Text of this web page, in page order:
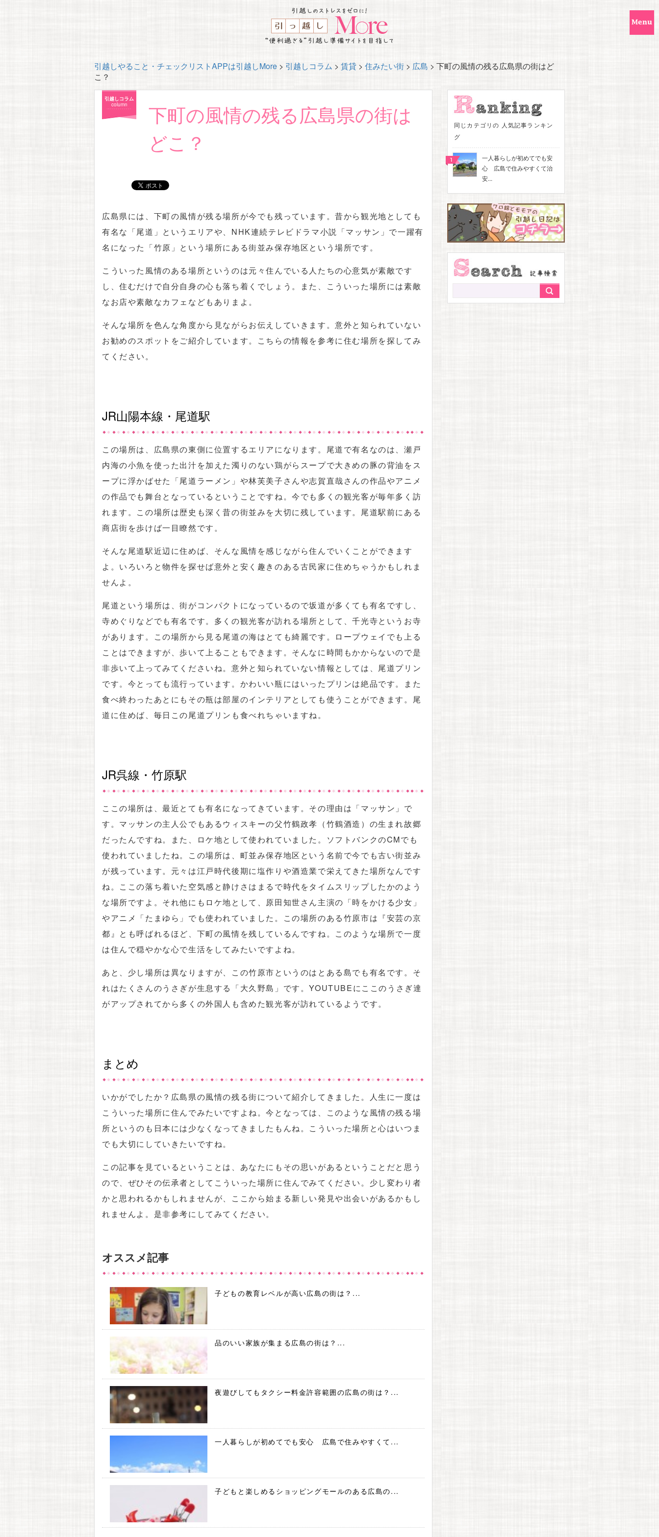
引越しやること・チェックリストAPPは引越しMore > 引越しコラム > 賃貸 > 住みたい街 > 広島 > 下町の風情の残る広島県の街はど
こ？
引越しコラム
column
下町の風情の残る広島県の街は
どこ？
広島県には、下町の風情が残る場所が今でも残っています。昔から観光地としても
有名な「尾道」というエリアや、NHK連続テレビドラマ小説「マッサン」で一躍有
名になった「竹原」という場所にある街並み保存地区という場所です。
こういった風情のある場所というのは元々住んでいる人たちの心意気が素敵です
し、住むだけで自分自身の心も落ち着くでしょう。また、こういった場所には素敵
なお店や素敵なカフェなどもありまよ。
そんな場所を色んな角度から見ながらお伝えしていきます。意外と知られていない
お勧めのスポットをご紹介しています。こちらの情報を参考に住む場所を探してみ
てください。
JR山陽本線・尾道駅
この場所は、広島県の東側に位置するエリアになります。尾道で有名なのは、瀬戸
内海の小魚を使った出汁を加えた濁りのない鶏がらスープで大きめの豚の背油をス
ープに浮かばせた「尾道ラーメン」や林芙美子さんや志賀直哉さんの作品やアニメ
の作品でも舞台となっているということですね。今でも多くの観光客が毎年多く訪
れます。この場所は歴史も深く昔の街並みを大切に残しています。尾道駅前にある
商店街を歩けば一目瞭然です。
そんな尾道駅近辺に住めば、そんな風情を感じながら住んでいくことができます
よ。いろいろと物件を探せば意外と安く趣きのある古民家に住めちゃうかもしれま
せんよ。
尾道という場所は、街がコンパクトになっているので坂道が多くても有名ですし、
寺めぐりなどでも有名です。多くの観光客が訪れる場所として、千光寺というお寺
があります。この場所から見る尾道の海はとても綺麗です。ロープウェイでも上る
ことはできますが、歩いて上ることもできます。そんなに時間もかからないので是
非歩いて上ってみてくださいね。意外と知られていない情報としては、尾道プリン
です。今とっても流行っています。かわいい瓶にはいったプリンは絶品です。また
食べ終わったあとにもその瓶は部屋のインテリアとしても使うことができます。尾
道に住めば、毎日この尾道プリンも食べれちゃいますね。
JR呉線・竹原駅
ここの場所は、最近とても有名になってきています。その理由は「マッサン」で
す。マッサンの主人公でもあるウィスキーの父竹鶴政孝（竹鶴酒造）の生まれ故郷
だったんですね。また、ロケ地として使われていました。ソフトバンクのCMでも
使われていましたね。この場所は、町並み保存地区という名前で今でも古い街並み
が残っています。元々は江戸時代後期に塩作りや酒造業で栄えてきた場所なんです
ね。ここの落ち着いた空気感と静けさはまるで時代をタイムスリップしたかのよう
な場所ですよ。それ他にもロケ地として、原田知世さん主演の「時をかける少女」
やアニメ「たまゆら」でも使われていました。この場所のある竹原市は『安芸の京
都』とも呼ばれるほど、下町の風情を残しているんですね。このような場所で一度
は住んで穏やかな心で生活をしてみたいですよね。
あと、少し場所は異なりますが、この竹原市というのはとある島でも有名です。そ
れはたくさんのうさぎが生息する「大久野島」です。YOUTUBEにここのうさぎ達
がアップされてから多くの外国人も含めた観光客が訪れているようです。
まとめ
いかがでしたか？広島県の風情の残る街について紹介してきました。人生に一度は
こういった場所に住んでみたいですよね。今となっては、このような風情の残る場
所というのも日本には少なくなってきましたもんね。こういった場所と心はいつま
でも大切にしていきたいですね。
この記事を見ているということは、あなたにもその思いがあるということだと思う
ので、ぜひその伝承者としてこういった場所に住んでみてください。少し変わり者
かと思われるかもしれませんが、ここから始まる新しい発見や出会いがあるかもし
れませんよ。是非参考にしてみてください。
オススメ記事
子どもの教育レベルが高い広島の街は？...
品のいい家族が集まる広島の街は？...
夜遊びしてもタクシー料金許容範囲の広島の街は？...
一人暮らしが初めてでも安心 広島で住みやすくて...
子どもと楽しめるショッピングモールのある広島の...
同じカテゴリの 人気記事ランキン
グ
一人暮らしが初めてでも安
心 広島で住みやすくて治
安...